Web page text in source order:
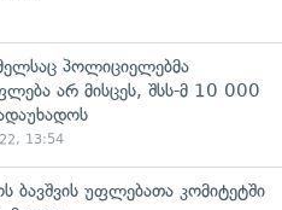
პოლიციელებმა
არ მისცეს, შსს-მ 10 000
13:54
ბავშვის უფლებათა კომიტეტში